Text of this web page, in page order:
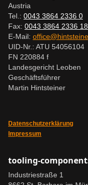
Austria
Tel.: 0043 3864 2336 0
Fax: 0043 3864 2336 18
E-Mail:
UID-Nr.: ATU 54056104
FN 220884 f
Landesgericht Leoben
Geschäftsführer
Martin Hintsteiner
Datenschutzerklärung
Impressum
tooling-
Industriestraße 1